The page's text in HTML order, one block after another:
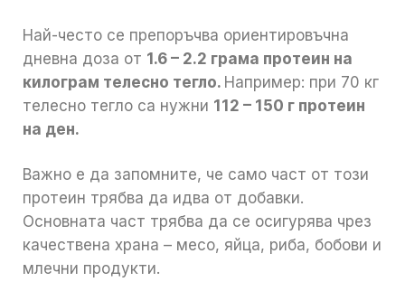
Най-често се препоръчва ориентировъчна
дневна доза от 1.6 – 2.2 грама протеин на
килограм телесно тегло. Например: при 70 кг
телесно тегло са нужни 112 – 150 г протеин
на ден.
Важно е да запомните, че само част от този
протеин трябва да идва от добавки.
Основната част трябва да се осигурява чрез
качествена храна – месо, яйца, риба, бобови и
млечни продукти.